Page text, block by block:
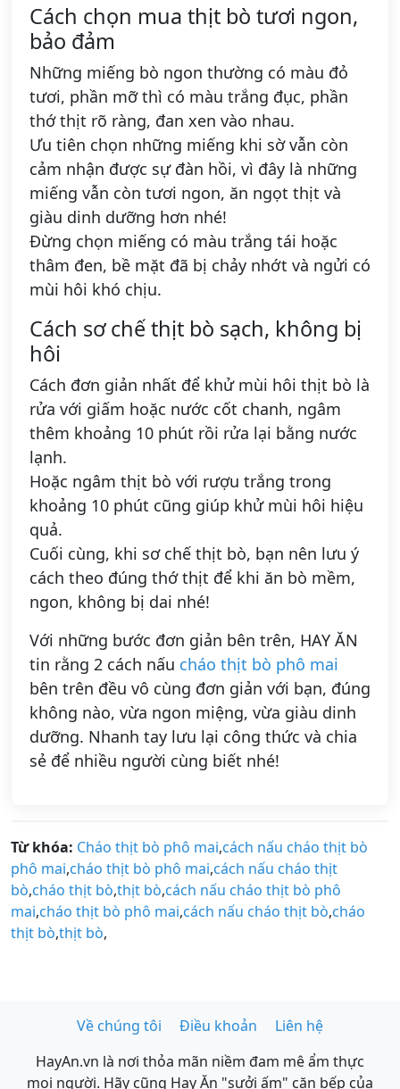
Cách chọn mua thịt bò tươi ngon,
bảo đảm
Những miếng bò ngon thường có màu đỏ
tươi, phần mỡ thì có màu trắng đục, phần
thớ thịt rõ ràng, đan xen vào nhau.
Ưu tiên chọn những miếng khi sờ vẫn còn
cảm nhận được sự đàn hồi, vì đây là những
miếng vẫn còn tươi ngon, ăn ngọt thịt và
giàu dinh dưỡng hơn nhé!
Đừng chọn miếng có màu trắng tái hoặc
thâm đen, bề mặt đã bị chảy nhớt và ngửi có
mùi hôi khó chịu.
Cách sơ chế thịt bò sạch, không bị
hôi
Cách đơn giản nhất để khử mùi hôi thịt bò là
rửa với giấm hoặc nước cốt chanh, ngâm
thêm khoảng 10 phút rồi rửa lại bằng nước
lạnh.
Hoặc ngâm thịt bò với rượu trắng trong
khoảng 10 phút cũng giúp khử mùi hôi hiệu
quả.
Cuối cùng, khi sơ chế thịt bò, bạn nên lưu ý
cách theo đúng thớ thịt để khi ăn bò mềm,
ngon, không bị dai nhé!
Với những bước đơn giản bên trên, HAY ĂN
tin rằng 2 cách nấu cháo thịt bò phô mai
bên trên đều vô cùng đơn giản với bạn, đúng
không nào, vừa ngon miệng, vừa giàu dinh
dưỡng. Nhanh tay lưu lại công thức và chia
sẻ để nhiều người cùng biết nhé!
Từ khóa: Cháo thịt bò phô mai,cách nấu cháo thịt bò
phô mai,cháo thịt bò phô mai,cách nấu cháo thịt
bò,cháo thịt bò,thịt bò,cách nấu cháo thịt bò phô
mai,cháo thịt bò phô mai,cách nấu cháo thịt bò,cháo
thịt bò,thịt bò,
Về chúng tôi Điều khoản
Liên hệ
HayAn.vn là nơi thỏa mãn niềm đam mê ẩm thực
mọi người. Hãy cũng Hay Ăn "sưởi ấm" căn bếp của